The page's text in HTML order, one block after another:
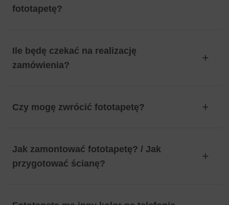
fototapetę?
Ile będę czekać na realizację
zamówienia?
Czy mogę zwrócić fototapetę?
Jak zamontować fototapetę? / Jak
przygotować ścianę?